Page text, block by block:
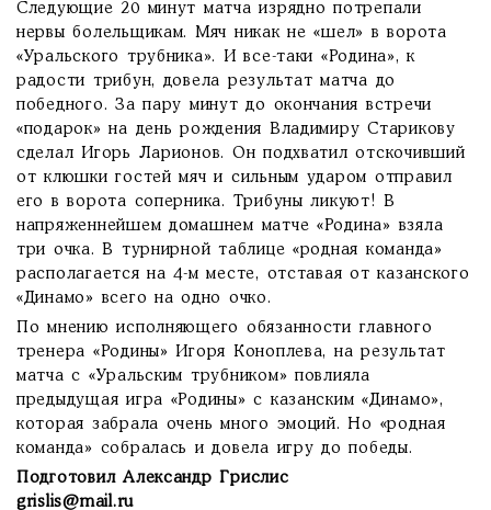
Следующие 20 минут матча изрядно потрепали
нервы болельщикам. Мяч никак не «шел» в ворота
«Уральского трубника». И все-таки «Родина», к
радости трибун, довела результат матча до
победного. За пару минут до окончания встречи
«подарок» на день рождения Владимиру Старикову
сделал Игорь Ларионов. Он подхватил отскочивший
от клюшки гостей мяч и сильным ударом отправил
его в ворота соперника. Трибуны ликуют! В
напряженнейшем домашнем матче «Родина» взяла
три очка. В турнирной таблице «родная команда»
располагается на 4-м месте, отставая от казанского
«Динамо» всего на одно очко.
По мнению исполняющего обязанности главного
тренера «Родины» Игоря Коноплева, на результат
матча с «Уральским трубником» повлияла
предыдущая игра «Родины» с казанским «Динамо»,
которая забрала очень много эмоций. Но «родная
команда» собралась и довела игру до победы.
Подготовил Александр Грислис
grislis@mail.ru